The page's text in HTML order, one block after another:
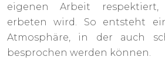
eigenen Arbeit respektiert,
erbeten wird. So entsteht
Atmosphäre, in der auch
besprochen werden können.